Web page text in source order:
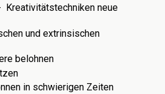
Kreativitätstechniken neue
und extrinsischen
belohnen
in schwierigen Zeiten